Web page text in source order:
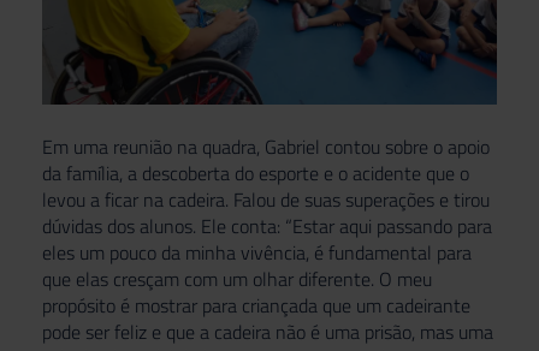
Em uma reunião na quadra, Gabriel contou sobre o apoio
da família, a descoberta do esporte e o acidente que o
levou a ficar na cadeira. Falou de suas superações e tirou
dúvidas dos alunos. Ele conta: “Estar aqui passando para
eles um pouco da minha vivência, é fundamental para
que elas cresçam com um olhar diferente. O meu
propósito é mostrar para criançada que um cadeirante
pode ser feliz e que a cadeira não é uma prisão, mas uma